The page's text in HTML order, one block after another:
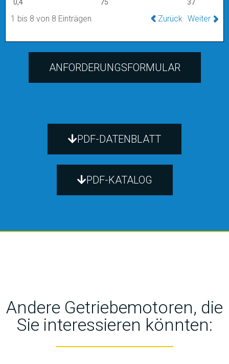
0,4 75 37
1 bis 8 von 8 Einträgen Zurück Weiter
ANFORDERUNGSFORMULAR
PDF-DATENBLATT
PDF-KATALOG
Andere Getriebemotoren, die
Sie interessieren könnten: